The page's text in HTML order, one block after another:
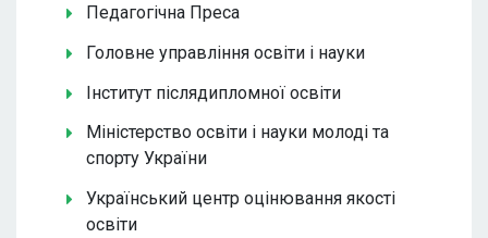
Педагогічна Преса
Головне управління освіти і науки
Інститут післядипломної освіти
Міністерство освіти і науки молоді та
спорту України
Український центр оцінювання якості
освіти